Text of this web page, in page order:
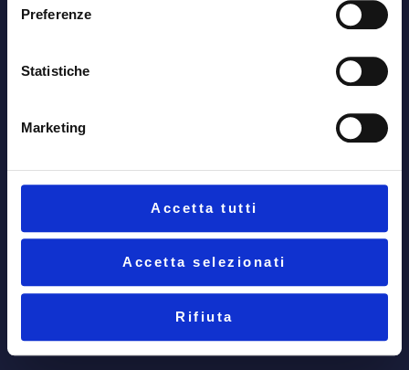
Preferenze
Statistiche
Marketing
Accetta tutti
Accetta selezionati
Rifiuta
CONSULENZA
PRIVACY POLICY
Copyright 2024 © Marco Bottiglieri. Tutti i
diritti riservati.